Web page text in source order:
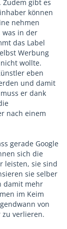
gibt es
können
nehmen
was in der
das Label
Werbung
wollte.
eben
und damit
er dank
nach einem
gerade Google
sich die
leisten, sie sind
sie selber
damit mehr
im Keim
von
verlieren.